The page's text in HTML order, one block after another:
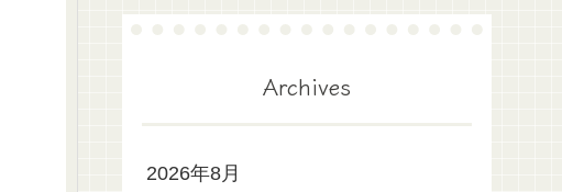
Archives
2026年8月